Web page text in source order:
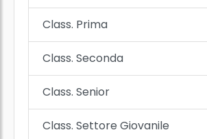
Class. Prima
Class. Seconda
Class. Senior
Class. Settore Giovanile